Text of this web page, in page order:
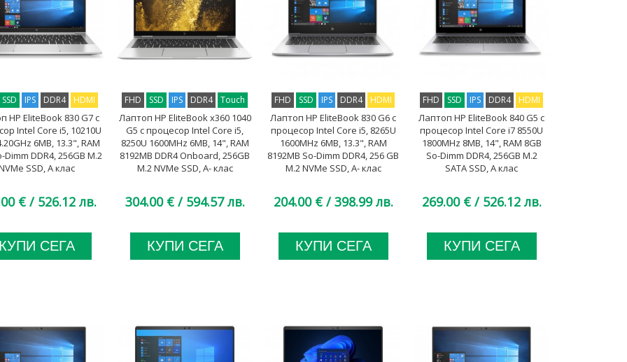
SSD IPS DDR4 HDMI
HP EliteBook 830 G7 с
Intel Core i5, 10210U
6MB, 13.3", RAM
Dimm DDR4, 256GB M.2
SSD, A клас
€ / 526.12 лв.
КУПИ СЕГА
FHD SSD IPS DDR4 Touch
Лаптоп HP EliteBook x360 1040
G5 с процесор Intel Core i5,
8250U 1600MHz 6MB, 14", RAM
8192MB DDR4 Onboard, 256GB
M.2 NVMe SSD, A- клас
304.00 € / 594.57 лв.
КУПИ СЕГА
FHD SSD IPS DDR4 HDMI
Лаптоп HP EliteBook 830 G6 с
процесор Intel Core i5, 8265U
1600MHz 6MB, 13.3", RAM
8192MB So-Dimm DDR4, 256 GB
M.2 NVMe SSD, A- клас
204.00 € / 398.99 лв.
КУПИ СЕГА
FHD SSD IPS DDR4 HDMI
Лаптоп HP EliteBook 840 G5 с
процесор Intel Core i7 8550U
1800MHz 8MB, 14", RAM 8GB
So-Dimm DDR4, 256GB M.2
SATA SSD, A клас
269.00 € / 526.12 лв.
КУПИ СЕГА